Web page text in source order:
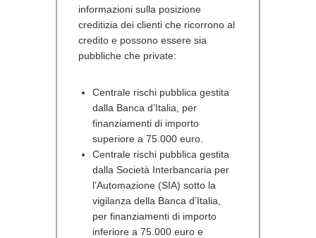
informazioni sulla posizione
creditizia dei clienti che ricorrono al
credito e possono essere sia
pubbliche che private:
Centrale rischi pubblica gestita
dalla Banca d’Italia, per
finanziamenti di importo
superiore a 75.000 euro.
Centrale rischi pubblica gestita
dalla Società Interbancaria per
l’Automazione (SIA) sotto la
vigilanza della Banca d’Italia,
per finanziamenti di importo
inferiore a 75.000 euro e